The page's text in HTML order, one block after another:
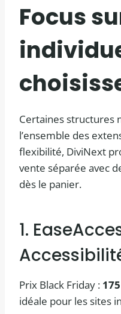
Focus
Certaines structures
l’ensemble des
flexibilité, DiviNext
vente séparée avec
dès le panier.
1.
Prix Black Friday :
idéale pour les sites